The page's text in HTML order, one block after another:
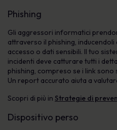
Phishing
Gli aggressori informatici
attraverso il phishing,
accesso o dati sensibili. Il tuo
incidenti deve catturare tutti i
phishing, compreso se i link
Un report accurato aiuta a
Scopri di più in Strategie di
Dispositivo perso